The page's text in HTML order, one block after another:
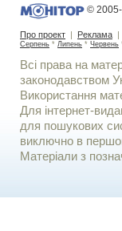
©
Про проект | Реклама |
Серпень * Липень * Червень
Всі права на
законодавством
Використання
Для iнтернет-
для пошукових
виключно в
Матеріали з